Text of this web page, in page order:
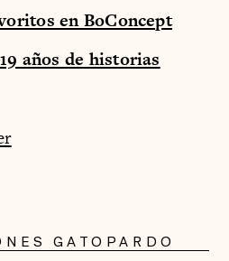
en BoConcept
años de historias
GATOPARDO